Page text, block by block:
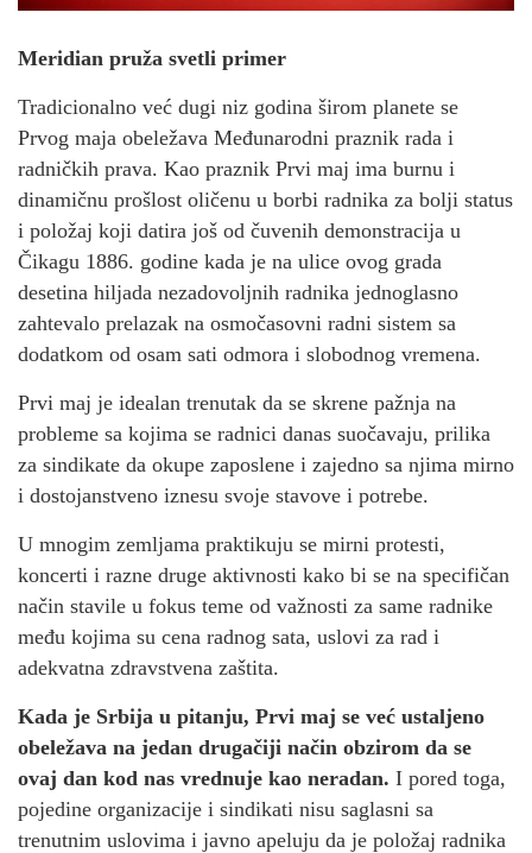
Meridian pruža svetli primer
Tradicionalno već dugi niz godina širom planete se
Prvog maja obeležava Međunarodni praznik rada i
radničkih prava. Kao praznik Prvi maj ima burnu i
dinamičnu prošlost oličenu u borbi radnika za bolji status
i položaj koji datira još od čuvenih demonstracija u
Čikagu 1886. godine kada je na ulice ovog grada
desetina hiljada nezadovoljnih radnika jednoglasno
zahtevalo prelazak na osmočasovni radni sistem sa
dodatkom od osam sati odmora i slobodnog vremena.
Prvi maj je idealan trenutak da se skrene pažnja na
probleme sa kojima se radnici danas suočavaju, prilika
za sindikate da okupe zaposlene i zajedno sa njima mirno
i dostojanstveno iznesu svoje stavove i potrebe.
U mnogim zemljama praktikuju se mirni protesti,
koncerti i razne druge aktivnosti kako bi se na specifičan
način stavile u fokus teme od važnosti za same radnike
među kojima su cena radnog sata, uslovi za rad i
adekvatna zdravstvena zaštita.
Kada je Srbija u pitanju, Prvi maj se već ustaljeno
obeležava na jedan drugačiji način obzirom da se
ovaj dan kod nas vrednuje kao neradan. I pored toga,
pojedine organizacije i sindikati nisu saglasni sa
trenutnim uslovima i javno apeluju da je položaj radnika